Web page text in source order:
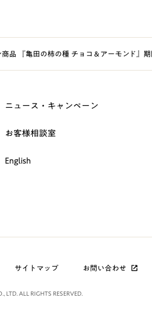
品 『亀田の柿の種 チョコ＆アーモンド』期
ニュース・キャンペーン
お客様相談室
English
サイトマップ お問い合わせ
LTD. ALL RIGHTS RESERVED.